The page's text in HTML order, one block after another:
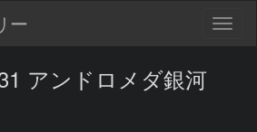
ー
アンドロメダ銀河